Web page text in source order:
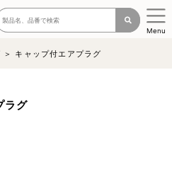
Menu
キャップ付エアプラグ
ラグ